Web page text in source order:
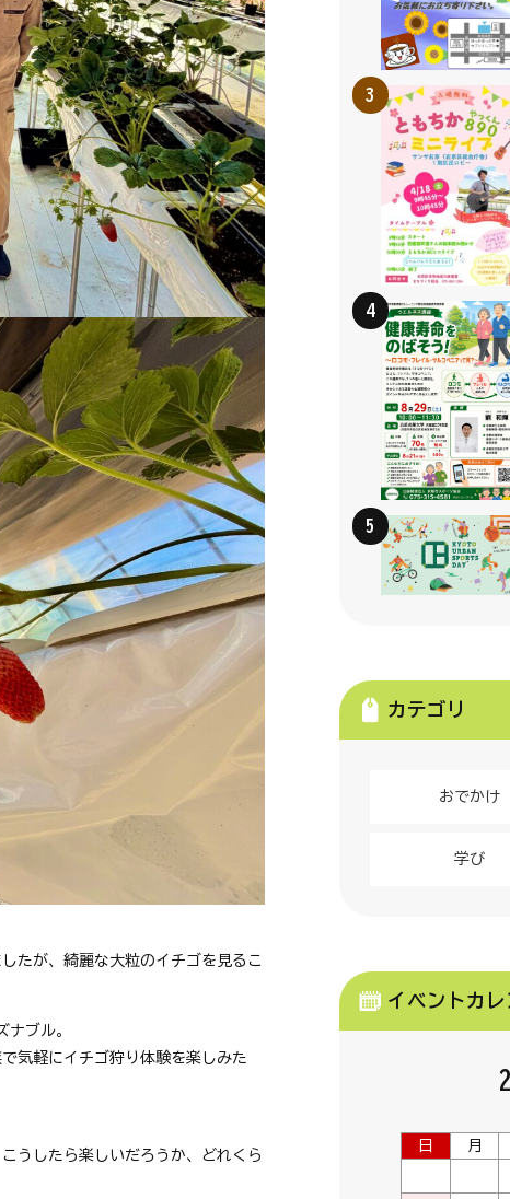
たが、綺麗な大粒のイチゴを見るこ
ブル。
気軽にイチゴ狩り体験を楽しみた
うしたら楽しいだろうか、どれくら
カテゴリ
おでかけ
学び
イベントカレ
日
月